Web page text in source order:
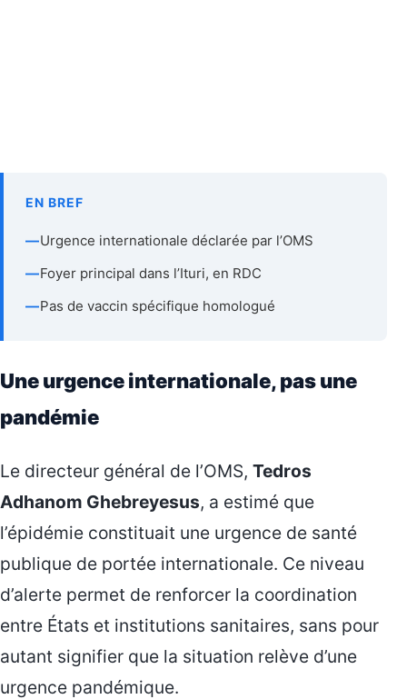
EN BREF
—Urgence internationale déclarée par l’OMS
—Foyer principal dans l’Ituri, en RDC
—Pas de vaccin spécifique homologué
Une urgence internationale, pas une
pandémie
Le directeur général de l’OMS, Tedros
Adhanom Ghebreyesus, a estimé que
l’épidémie constituait une urgence de santé
publique de portée internationale. Ce niveau
d’alerte permet de renforcer la coordination
entre États et institutions sanitaires, sans pour
autant signifier que la situation relève d’une
urgence pandémique.